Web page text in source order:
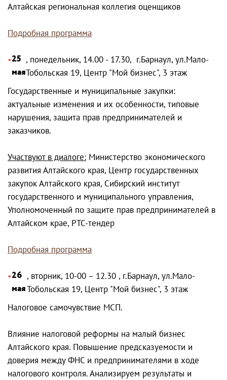
Алтайская региональная коллегия оценщиков
Подробная программа
25
мая
, понедельник, 14.00 - 17.30, г.Барнаул, ул.Мало-
Тобольская 19, Центр "Мой бизнес", 3 этаж
Государственные и муниципальные закупки:
актуальные изменения и их особенности, типовые
нарушения, защита прав предпринимателей и
заказчиков.
Участвуют в диалоге: Министерство экономического
развития Алтайского края, Центр государственных
закупок Алтайского края, Сибирский институт
государственного и муниципального управления,
Уполномоченный по защите прав предпринимателей в
Алтайском крае, РТС-тендер
Подробная программа
26
мая
, вторник, 10-00 – 12.30 , г.Барнаул, ул.Мало-
Тобольская 19, Центр "Мой бизнес", 3 этаж
Налоговое самочувствие МСП.
Влияние налоговой реформы на малый бизнес
Алтайского края. Повышение предсказуемости и
доверия между ФНС и предпринимателями в ходе
налогового контроля. Анализируем результаты и